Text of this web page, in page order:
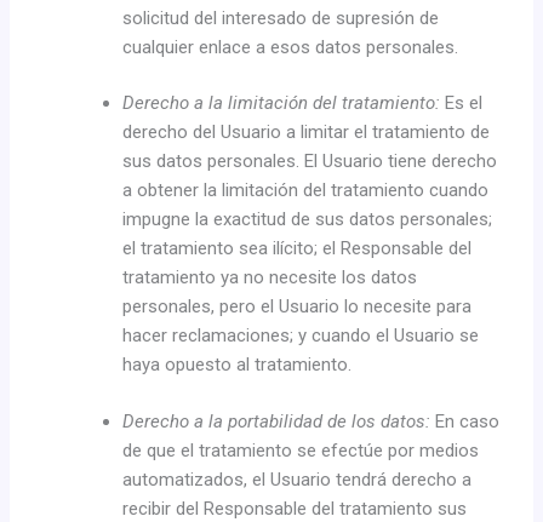
solicitud del interesado de supresión de
cualquier enlace a esos datos personales.
Derecho a la limitación del tratamiento: Es el
derecho del Usuario a limitar el tratamiento de
sus datos personales. El Usuario tiene derecho
a obtener la limitación del tratamiento cuando
impugne la exactitud de sus datos personales;
el tratamiento sea ilícito; el Responsable del
tratamiento ya no necesite los datos
personales, pero el Usuario lo necesite para
hacer reclamaciones; y cuando el Usuario se
haya opuesto al tratamiento.
Derecho a la portabilidad de los datos: En caso
de que el tratamiento se efectúe por medios
automatizados, el Usuario tendrá derecho a
recibir del Responsable del tratamiento sus